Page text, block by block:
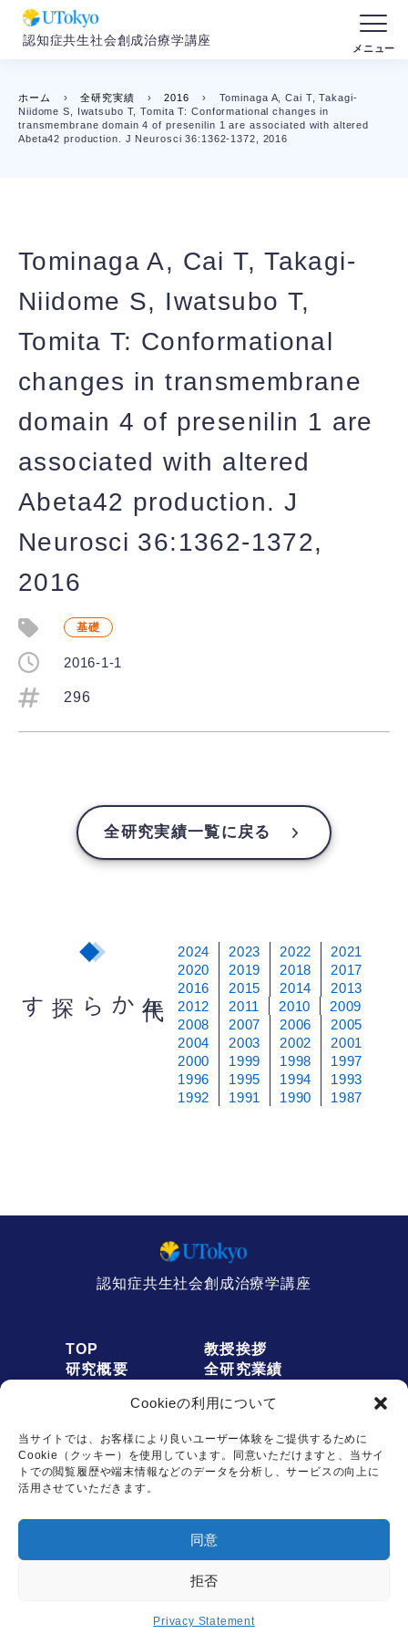
Cookieの利用について
当サイトでは、お客様により良いユーザー体験をご提供するために
Cookie（クッキー）を使用しています。同意いただけますと、当サイ
トでの閲覧履歴や端末情報などのデータを分析し、サービスの向上に
活用させていただきます。
同意
拒否
Privacy Statement
認知症共生社会創成治療学講座
ホーム › 全研究実績 › 2016 ›
Tominaga A, Cai T, Takagi-
Niidome S, Iwatsubo T, Tomita T: Conformational changes in
transmembrane domain 4 of presenilin 1 are associated with altered
Abeta42 production. J Neurosci 36:1362-1372, 2016
Tominaga A, Cai T, Takagi-
Niidome S, Iwatsubo T,
Tomita T: Conformational
changes in transmembrane
domain 4 of presenilin 1 are
associated with altered
Abeta42 production. J
Neurosci 36:1362-1372,
2016
基礎
2016-1-1
296
全研究実績一覧に戻る
から探す
2024 2023 2022
2021
2020
2019 2018
2017
2016
2015 2014
2013
2012
2011 2010
2009
2008
2007 2006
2005
2004
2003 2002
2001
2000
1999 1998
1997
1996
1995 1994
1993
1992
1991 1990 1987
認知症共生社会創成治療学講座
TOP
教授挨拶
研究概要
全研究業績
リンク
お問い合わせは
こちらから
Copyright © Dementia Inclusion and Therapeutics. All rights reserved.